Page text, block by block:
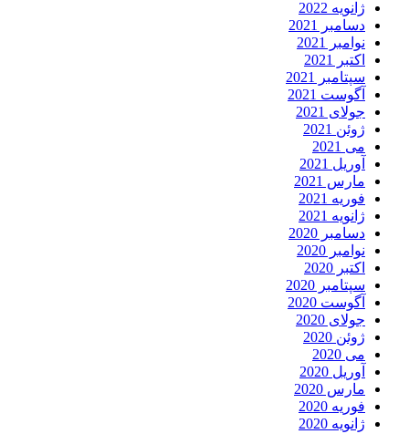
ژانویه 2022
دسامبر 2021
نوامبر 2021
اکتبر 2021
سپتامبر 2021
آگوست 2021
جولای 2021
ژوئن 2021
می 2021
آوریل 2021
مارس 2021
فوریه 2021
ژانویه 2021
دسامبر 2020
نوامبر 2020
اکتبر 2020
سپتامبر 2020
آگوست 2020
جولای 2020
ژوئن 2020
می 2020
آوریل 2020
مارس 2020
فوریه 2020
ژانویه 2020